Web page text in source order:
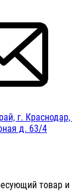
г. Краснодар,
д. 63/4
товар